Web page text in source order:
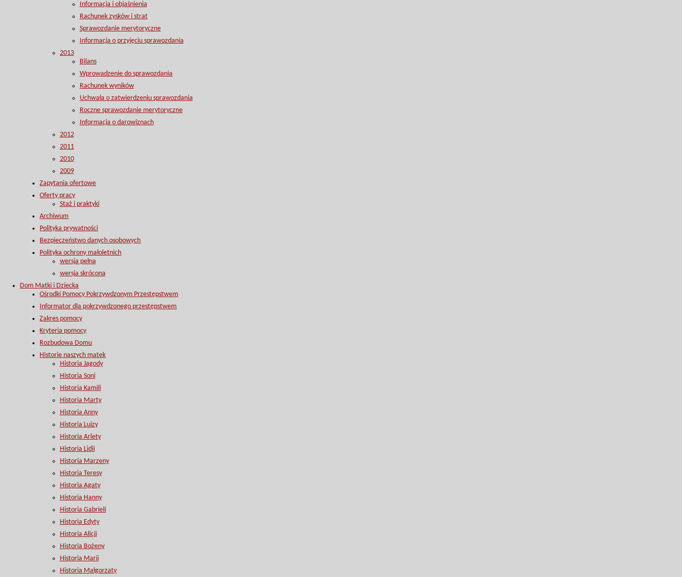
Informacja i objaśnienia
Rachunek zysków i strat
Sprawozdanie merytoryczne
Informacja o przyjęciu sprawozdania
2013
Bilans
Wprowadzenie do sprawozdania
Rachunek wyników
Uchwała o zatwierdzeniu sprawozdania
Roczne sprawozdanie merytoryczne
Informacja o darowiznach
2012
2011
2010
2009
Zapytania ofertowe
Oferty pracy
Staż i praktyki
Archiwum
Polityka prywatności
Bezpieczeństwo danych osobowych
Polityka ochrony małoletnich
wersja pełna
wersja skrócona
Dom Matki i Dziecka
Ośrodki Pomocy Pokrzywdzonym Przestępstwem
Informator dla pokrzywdzonego przestępstwem
Zakres pomocy
Kryteria pomocy
Rozbudowa Domu
Historie naszych matek
Historia Jagody
Historia Soni
Historia Kamili
Historia Marty
Historia Anny
Historia Luizy
Historia Arlety
Historia Lidii
Historia Marzeny
Historia Teresy
Historia Agaty
Historia Hanny
Historia Gabrieli
Historia Edyty
Historia Alicji
Historia Bożeny
Historia Marii
Historia Małgorzaty